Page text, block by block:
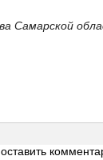
Самарской